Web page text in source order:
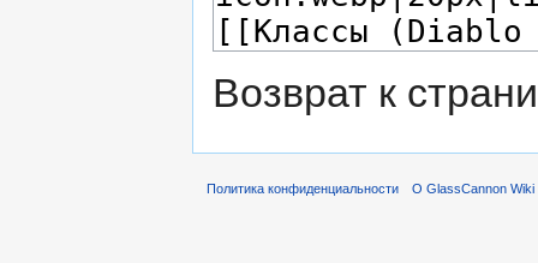
Возврат к
Политика конфиденциальности О GlassCannon Wiki